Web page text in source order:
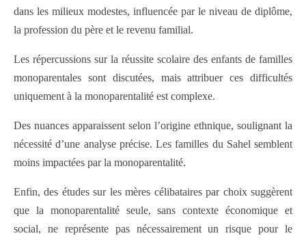
dans les milieux modestes, influencée par le niveau de diplôme,
la profession du père et le revenu familial.
Les répercussions sur la réussite scolaire des enfants de familles
monoparentales sont discutées, mais attribuer ces difficultés
uniquement à la monoparentalité est complexe.
Des nuances apparaissent selon l’origine ethnique, soulignant la
nécessité d’une analyse précise. Les familles du Sahel semblent
moins impactées par la monoparentalité.
Enfin, des études sur les mères célibataires par choix suggèrent
que la monoparentalité seule, sans contexte économique et
social, ne représente pas nécessairement un risque pour le